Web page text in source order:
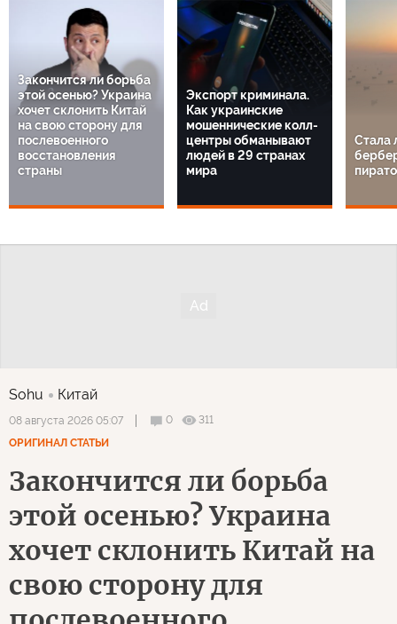
Закончится ли борьба
этой осенью? Украина
хочет склонить Китай
на свою сторону для
послевоенного
восстановления
страны
Экспорт криминала.
Как украинские
мошеннические колл-
центры обманывают
людей в 29 странах
мира
Стала
Sohu Китай
08 августа 2026 05:07 0
311
ОРИГИНАЛ СТАТЬИ
Закончится ли борьба
этой осенью? Украина
хочет склонить Китай на
свою сторону для